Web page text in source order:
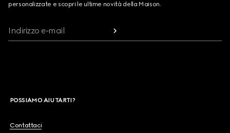
personalizzate e scopri le ultime novità della Maison.
Indirizzo e-mail
POSSIAMO AIUTARTI?
Contattaci